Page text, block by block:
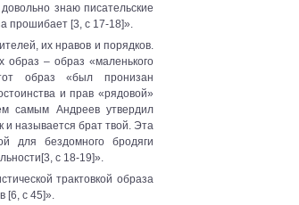
знаю писательские
прошибает [3, с 17-18]».
их нравов и порядков.
образ – образ «маленького
образ «был пронизан
и прав «рядовой»
самым Андреев утвердил
называется брат твой. Эта
для бездомного бродяги
с 18-19]».
трактовкой образа
[6, с 45]».